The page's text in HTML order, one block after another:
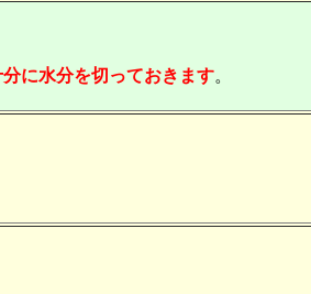
に水分を切っておきます。